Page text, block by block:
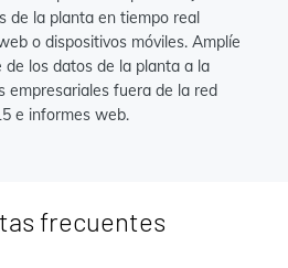
de la planta en tiempo real
o dispositivos móviles. Amplíe
de los datos de la planta a la
empresariales fuera de la red
e informes web.
frecuentes